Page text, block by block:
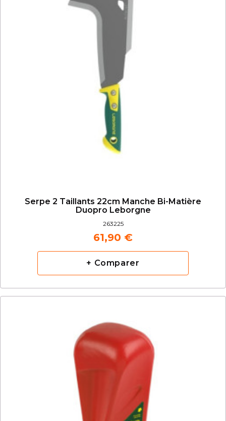
Serpe 2 Taillants 22cm Manche Bi-Matière
Duopro Leborgne
263225
61,90 €
+ Comparer